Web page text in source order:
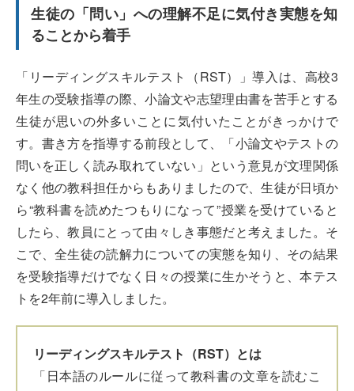
生徒の「問い」への理解不足に気付き実態を知
ることから着手
「リーディングスキルテスト（RST）」導入は、高校3
年生の受験指導の際、小論文や志望理由書を苦手とする
生徒が思いの外多いことに気付いたことがきっかけで
す。書き方を指導する前段として、「小論文やテストの
問いを正しく読み取れていない」という意見が文理関係
なく他の教科担任からもありましたので、生徒が日頃か
ら“教科書を読めたつもりになって”授業を受けていると
したら、教員にとって由々しき事態だと考えました。そ
こで、全生徒の読解力についての実態を知り、その結果
を受験指導だけでなく日々の授業に生かそうと、本テス
トを2年前に導入しました。
リーディングスキルテスト（RST）とは
「日本語のルールに従って教科書の文章を読むこ